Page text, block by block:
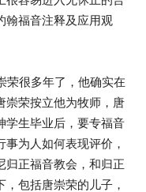
福音注释及应用观
很多年了，他确实在
崇荣按立他为牧师，唐
学生毕业后，要专福音
为人如何表现评价，
归正福音教会，和归正
包括唐崇荣的儿子，